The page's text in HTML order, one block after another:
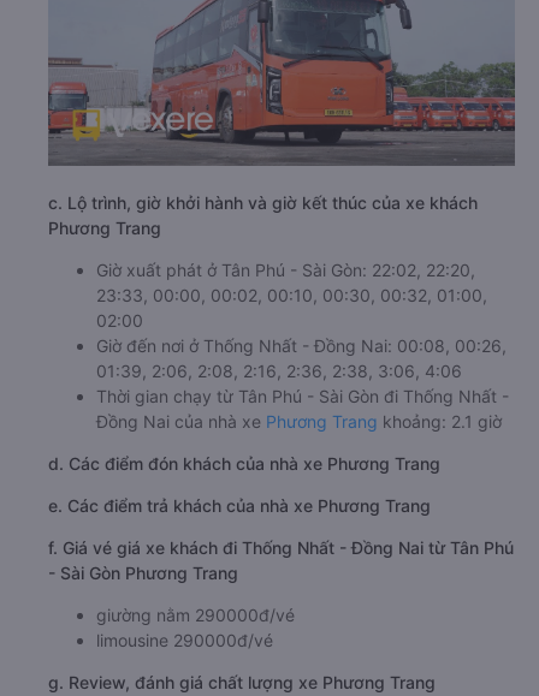
c. Lộ trình, giờ khởi hành và giờ kết thúc của xe khách
Phương Trang
Giờ xuất phát ở Tân Phú - Sài Gòn: 22:02, 22:20,
23:33, 00:00, 00:02, 00:10, 00:30, 00:32, 01:00,
02:00
Giờ đến nơi ở Thống Nhất - Đồng Nai: 00:08, 00:26,
01:39, 2:06, 2:08, 2:16, 2:36, 2:38, 3:06, 4:06
Thời gian chạy từ Tân Phú - Sài Gòn đi Thống Nhất -
Đồng Nai của nhà xe Phương Trang khoảng: 2.1 giờ
d. Các điểm đón khách của nhà xe Phương Trang
e. Các điểm trả khách của nhà xe Phương Trang
f. Giá vé giá xe khách đi Thống Nhất - Đồng Nai từ Tân Phú
- Sài Gòn Phương Trang
giường nằm 290000đ/vé
limousine 290000đ/vé
g. Review, đánh giá chất lượng xe Phương Trang